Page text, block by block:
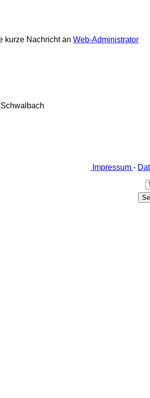
kurze Nachricht an Web-Administrator
Impressum -